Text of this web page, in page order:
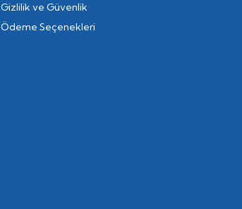
Gizlilik ve Güvenlik
Ödeme Seçenekleri